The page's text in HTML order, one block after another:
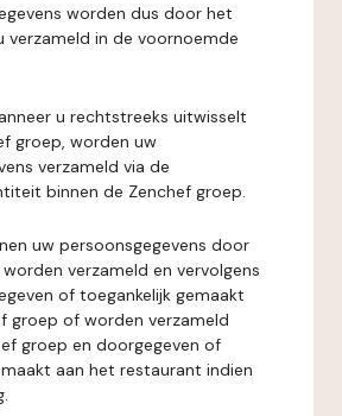
worden dus door het
verzameld in de voornoemde
u rechtstreeks uitwisselt
groep, worden uw
verzameld via de
binnen de Zenchef groep.
uw persoonsgegevens door
verzameld en vervolgens
of toegankelijk gemaakt
groep of worden verzameld
groep en doorgegeven of
aan het restaurant indien